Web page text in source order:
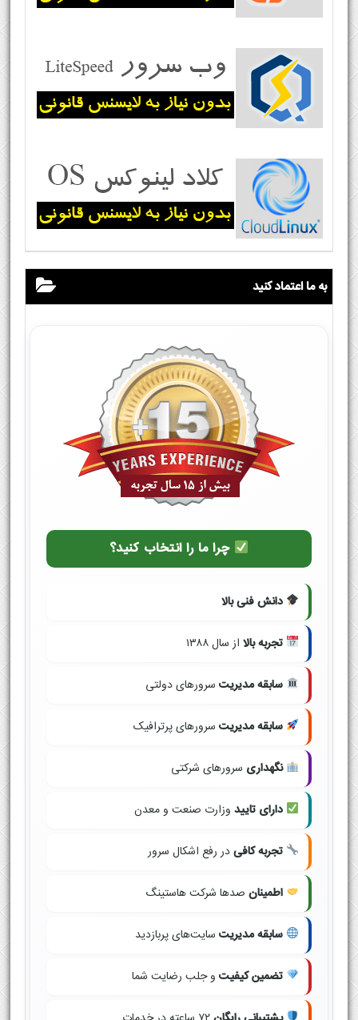
به ما اعتماد کنید
چرا ما را انتخاب کنید؟
دانش فنی بالا
تجربه بالا از سال ۱۳۸۸
سابقه مدیریت سرورهای دولتی
سابقه مدیریت سرورهای پرترافیک
نگهداری سرورهای شرکتی
دارای تایید وزارت صنعت و معدن
تجربه کافیدر رفع اشکال سرور
اطمینان صدها شرکت هاستینگ
سابقه مدیریت سایت‌های پربازدید
تضمین کیفیت و جلب رضایت شما